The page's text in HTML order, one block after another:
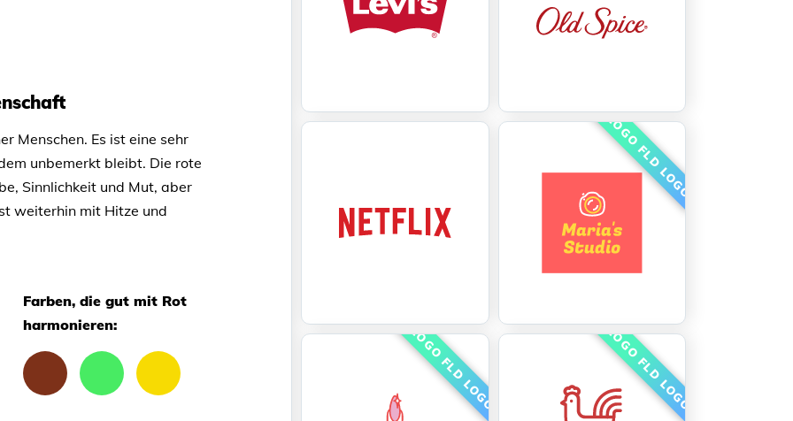
Menschen. Es ist eine sehr
unbemerkt bleibt. Die rote
Sinnlichkeit und Mut, aber
weiterhin mit Hitze und
Farben, die gut mit Rot
harmonieren: